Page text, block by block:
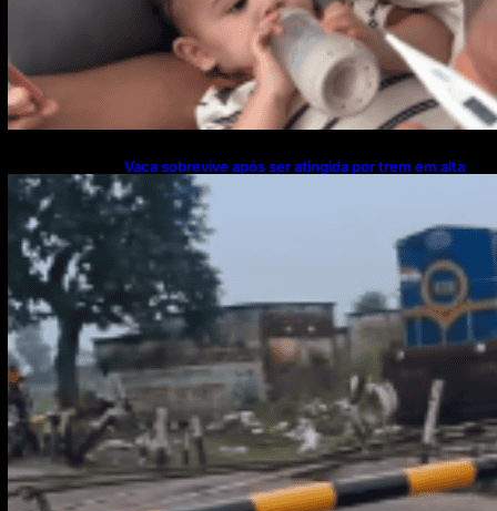
Vaca sobrevive após ser atingida por trem em alta
velocidade